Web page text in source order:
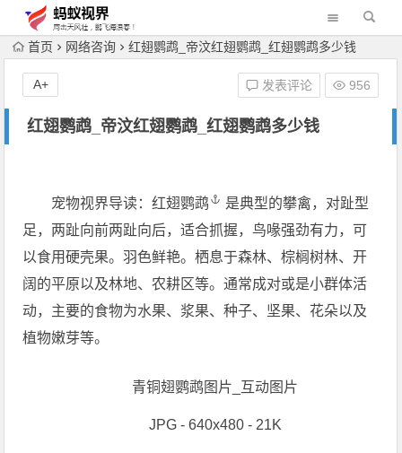
首页 网络咨询 红翅鹦鹉_帝汶红翅鹦鹉_红翅鹦鹉多少钱
红翅鹦鹉_帝汶红翅鹦鹉_红翅鹦鹉多少钱
发表评论 956
A+
宠物视界导读：红翅鹦鹉
是典型的攀禽，对趾型
足，两趾向前两趾向后，适合抓握，鸟喙强劲有力，可
以食用硬壳果。羽色鲜艳。栖息于森林、棕榈树林、开
阔的平原以及林地、农耕区等。通常成对或是小群体活
动，主要的食物为水果、浆果、种子、坚果、花朵以及
植物嫩芽等。
青铜翅鹦鹉图片_互动图片
JPG - 640x480 - 21K